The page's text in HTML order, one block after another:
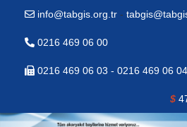
info@tabgis.org.tr -
0216 469 06 00
0216 469 06 03 - 0216 469 06 04
$